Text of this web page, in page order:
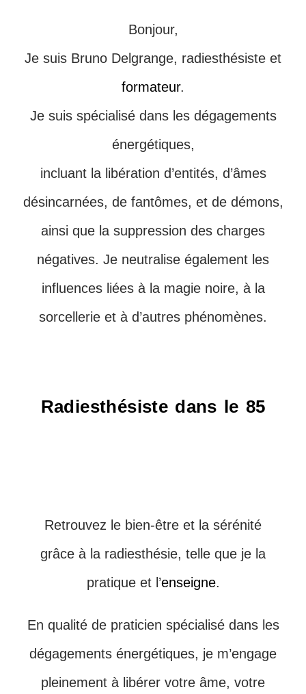
Bonjour,
Je suis Bruno Delgrange, radiesthésiste et
formateur.
Je suis spécialisé dans les dégagements
énergétiques,
incluant la libération d’entités, d’âmes
désincarnées, de fantômes, et de démons,
ainsi que la suppression des charges
négatives. Je neutralise également les
influences liées à la magie noire, à la
sorcellerie et à d’autres phénomènes.
Radiesthésiste dans le 85
Retrouvez le bien-être et la sérénité
grâce à la radiesthésie, telle que je la
pratique et l’enseigne.
En qualité de praticien spécialisé dans les
dégagements énergétiques, je m’engage
pleinement à libérer votre âme, votre